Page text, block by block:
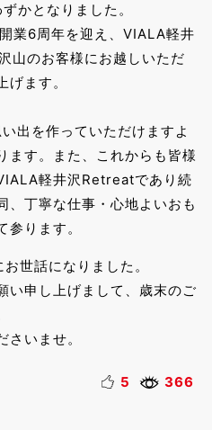
かとなりました。
業6周年を迎え、VIALA軽井
山のお客様にお越しいただ
ます。
出を作っていただけますよ
ます。また、これからも皆様
軽井沢Retreatであり続
、丁寧な仕事・心地よいおも
ります。
世話になりました。
い申し上げまして、歳末のご
いませ。
5 366